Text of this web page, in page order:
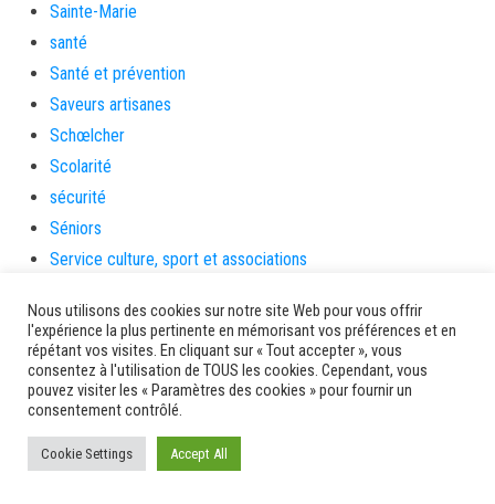
Sainte-Marie
santé
Santé et prévention
Saveurs artisanes
Schœlcher
Scolarité
sécurité
Séniors
Service culture, sport et associations
Services
sinistrés
social
Solidarité
Solidarités
sondage
Nous utilisons des cookies sur notre site Web pour vous offrir
l'expérience la plus pertinente en mémorisant vos préférences et en
répétant vos visites. En cliquant sur « Tout accepter », vous
consentez à l'utilisation de TOUS les cookies. Cependant, vous
pouvez visiter les « Paramètres des cookies » pour fournir un
consentement contrôlé.
Cookie Settings Accept All